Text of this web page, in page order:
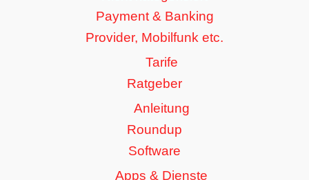
Payment & Banking
Provider, Mobilfunk etc.
Tarife
Ratgeber
Anleitung
Roundup
Software
Apps & Dienste